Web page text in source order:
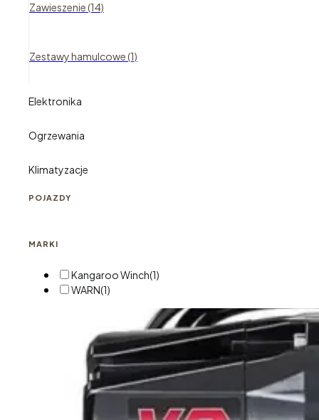
Zawieszenie (14)
Zestawy hamulcowe (1)
Elektronika
Ogrzewania
Klimatyzacje
POJAZDY
MARKI
Kangaroo Winch(1)
WARN(1)